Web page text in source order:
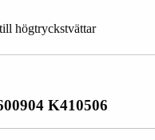
högtryckstvättar
K410506